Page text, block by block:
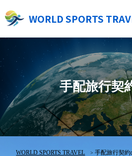
WORLD SPORTS
手配旅行契
WORLD SPORTS TRAVEL 手配旅行契約